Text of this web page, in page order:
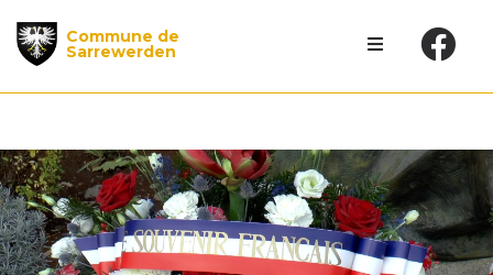
Commune de
Sarrewerden